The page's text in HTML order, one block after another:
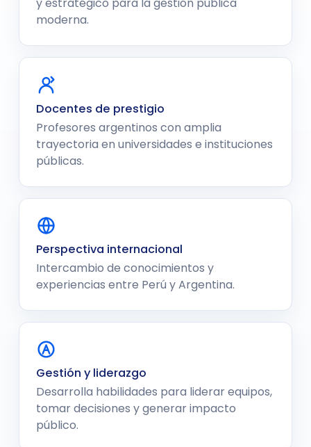
y estratégico para la gestión pública
moderna.
Docentes de prestigio
Profesores argentinos con amplia
trayectoria en universidades e instituciones
públicas.
Perspectiva internacional
Intercambio de conocimientos y
experiencias entre Perú y Argentina.
Gestión y liderazgo
Desarrolla habilidades para liderar equipos,
tomar decisiones y generar impacto
público.